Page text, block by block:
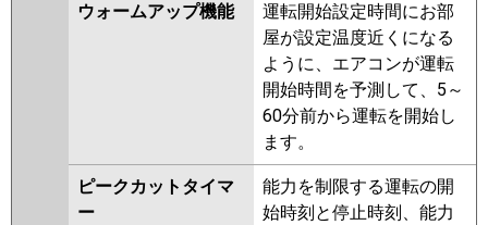
ウォームアップ機能
運転開始設定時間にお部
屋が設定温度近くになる
ように、エアコンが運転
開始時間を予測して、5～
60分前から運転を開始し
ます。
ピークカットタイマ
ー
能力を制限する運転の開
始時刻と停止時刻、能力